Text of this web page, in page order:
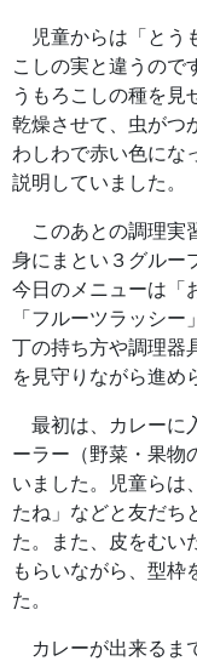
児童からは「とう
こしの実と違うので
うもろこしの種を見
乾燥させて、虫がつ
わしわで赤い色にな
説明していました。
このあとの調理実
身にまとい３グルー
今日のメニューは「
「フルーツラッシ
丁の持ち方や調理器
を見守りながら進め
最初は、カレーに
ーラー（野菜・果物
いました。児童らは
たね」などと友だち
た。また、皮をむい
もらいながら、型枠
た。
カレーが出来るま